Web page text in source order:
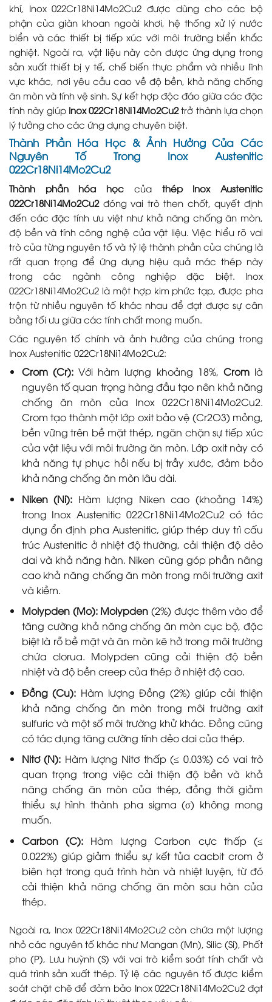
khí, Inox 022Cr18Ni14Mo2Cu2 được dùng cho các bộ
phận của giàn khoan ngoài khơi, hệ thống xử lý nước
biển và các thiết bị tiếp xúc với môi trường biển khắc
nghiệt. Ngoài ra, vật liệu này còn được ứng dụng trong
sản xuất thiết bị y tế, chế biến thực phẩm và nhiều lĩnh
vực khác, nơi yêu cầu cao về độ bền, khả năng chống
ăn mòn và tính vệ sinh. Sự kết hợp độc đáo giữa các đặc
tính này giúp Inox 022Cr18Ni14Mo2Cu2trở thành lựa chọn
lý tưởng cho các ứng dụng chuyên biệt.
Thành Phần Hóa Học & Ảnh Hưởng Của Các
Nguyên Tố Trong Inox Austenitic
022Cr18Ni14Mo2Cu2
Thành phần hóa học của thép Inox Austenitic
022Cr18Ni14Mo2Cu2đóng vai trò then chốt, quyết định
đến các đặc tính ưu việt như khả năng chống ăn mòn,
độ bền và tính công nghệ của vật liệu. Việc hiểu rõ vai
trò của từng nguyên tố và tỷ lệ thành phần của chúng là
rất quan trọng để ứng dụng hiệu quả mác thép này
trong các ngành công nghiệp đặc biệt. Inox
022Cr18Ni14Mo2Cu2 là một hợp kim phức tạp, được pha
trộn từ nhiều nguyên tố khác nhau để đạt được sự cân
bằng tối ưu giữa các tính chất mong muốn.
Các nguyên tố chính và ảnh hưởng của chúng trong
Inox Austenitic 022Cr18Ni14Mo2Cu2:
Crom (Cr):Với hàm lượng khoảng 18%, Cromlà
nguyên tố quan trọng hàng đầu tạo nên khả năng
chống ăn mòn của Inox 022Cr18Ni14Mo2Cu2.
Crom tạo thành một lớp oxit bảo vệ (Cr2O3) mỏng,
bền vững trên bề mặt thép, ngăn chặn sự tiếp xúc
của vật liệu với môi trường ăn mòn. Lớp oxit này có
khả năng tự phục hồi nếu bị trầy xước, đảm bảo
khả năng chống ăn mòn lâu dài.
Niken (Ni): Hàm lượng Niken cao (khoảng 14%)
trong Inox Austenitic 022Cr18Ni14Mo2Cu2 có tác
dụng ổn định pha Austenitic, giúp thép duy trì cấu
trúc Austenitic ở nhiệt độ thường, cải thiện độ dẻo
dai và khả năng hàn. Niken cũng góp phần nâng
cao khả năng chống ăn mòn trong môi trường axit
và kiềm.
Molypden (Mo): Molypden (2%) được thêm vào để
tăng cường khả năng chống ăn mòn cục bộ, đặc
biệt là rỗ bề mặt và ăn mòn kẽ hở trong môi trường
chứa clorua. Molypden cũng cải thiện độ bền
nhiệt và độ bền creep của thép ở nhiệt độ cao.
Đồng (Cu): Hàm lượng Đồng (2%) giúp cải thiện
khả năng chống ăn mòn trong môi trường axit
sulfuric và một số môi trường khử khác. Đồng cũng
có tác dụng tăng cường tính dẻo dai của thép.
Nitơ (N): Hàm lượng Nitơ thấp (≤ 0.03%) có vai trò
quan trọng trong việc cải thiện độ bền và khả
năng chống ăn mòn của thép, đồng thời giảm
thiểu sự hình thành pha sigma (σ) không mong
muốn.
Carbon (C):Hàm lượng Carbon cực thấp (≤
0.022%) giúp giảm thiểu sự kết tủa cacbit crom ở
biên hạt trong quá trình hàn và nhiệt luyện, từ đó
cải thiện khả năng chống ăn mòn sau hàn của
thép.
Ngoài ra, Inox 022Cr18Ni14Mo2Cu2 còn chứa một lượng
nhỏ các nguyên tố khác như Mangan (Mn), Silic (Si), Phốt
pho (P), Lưu huỳnh (S) với vai trò kiểm soát tính chất và
quá trình sản xuất thép. Tỷ lệ các nguyên tố được kiểm
soát chặt chẽ để đảm bảo Inox 022Cr18Ni14Mo2Cu2 đạt